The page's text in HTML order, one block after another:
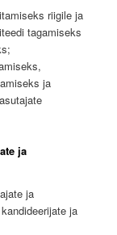
riigile ja
tagamiseks
ja
ja
ja
ja